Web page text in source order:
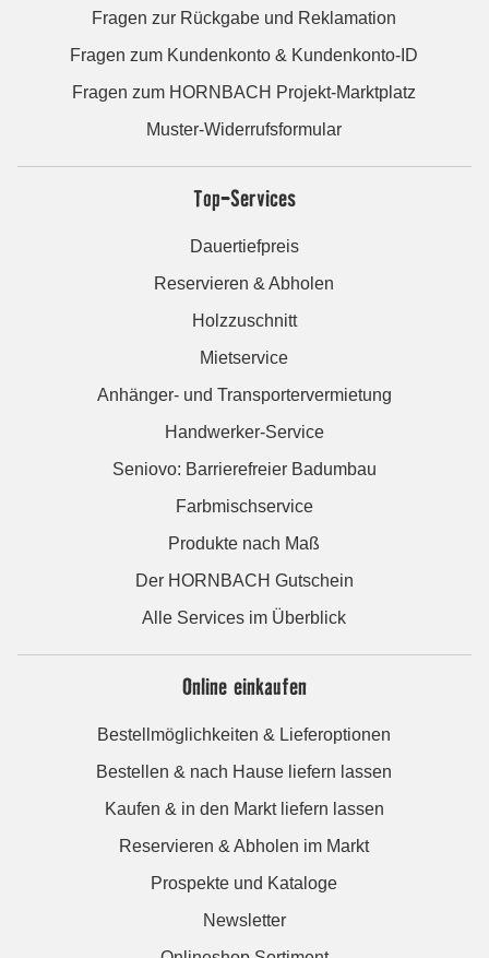
Fragen zur Rückgabe und Reklamation
Fragen zum Kundenkonto & Kundenkonto-ID
Fragen zum HORNBACH Projekt-Marktplatz
Muster-Widerrufsformular
Top-Services
Dauertiefpreis
Reservieren & Abholen
Holzzuschnitt
Mietservice
Anhänger- und Transportervermietung
Handwerker-Service
Seniovo: Barrierefreier Badumbau
Farbmischservice
Produkte nach Maß
Der HORNBACH Gutschein
Alle Services im Überblick
Online einkaufen
Bestellmöglichkeiten & Lieferoptionen
Bestellen & nach Hause liefern lassen
Kaufen & in den Markt liefern lassen
Reservieren & Abholen im Markt
Prospekte und Kataloge
Newsletter